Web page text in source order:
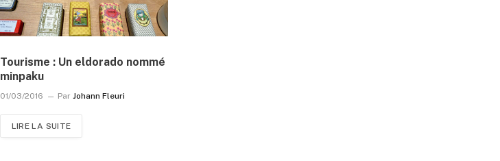
Tourisme : Un eldorado nommé
minpaku
01/03/2016 Par Johann Fleuri
LIRE LA SUITE